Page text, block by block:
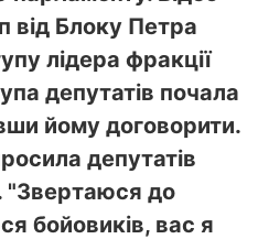
від Блоку Петра
лідера фракції
депутатів почала
йому договорити.
депутатів
"Звертаюся до
бойовиків, вас я